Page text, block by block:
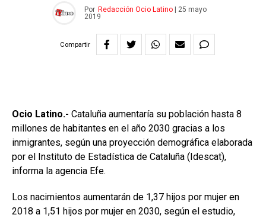
Por Redacción Ocio Latino|
25 mayo
2019
Compartir
Ocio Latino.- Cataluña aumentaría su población hasta 8
millones de habitantes en el año 2030 gracias a los
inmigrantes, según una proyección demográfica elaborada
por el Instituto de Estadística de Cataluña (Idescat),
informa la agencia Efe.
Los nacimientos aumentarán de 1,37 hijos por mujer en
2018 a 1,51 hijos por mujer en 2030, según el estudio,